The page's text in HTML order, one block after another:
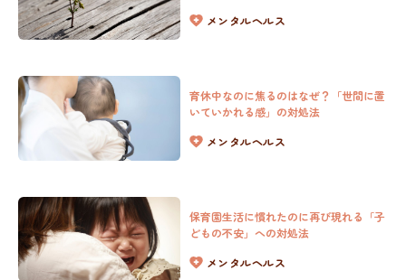
NOALONとは
費用・ご利用の流れ
登録カウンセラー
よくある質問
メンタルヘルス
育休中なのに焦るのはなぜ？「世間に置
いていかれる感」の対処法
メンタルヘルス
保育園生活に慣れたのに再び現れる「子
どもの不安」への対処法
メンタルヘルス